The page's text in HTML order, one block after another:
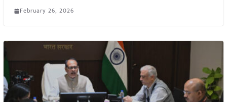
February 26, 2026